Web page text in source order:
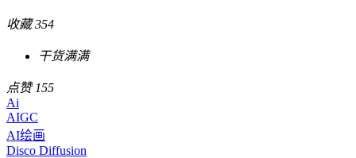
收藏 354
收藏学习
点赞 155
Ai
AIGC
AI绘画
Disco Diffusion